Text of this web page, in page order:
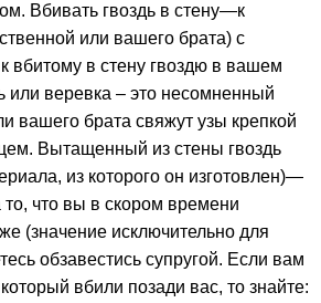
Вбивать гвоздь в стену—к
или вашего брата) с
вбитому в стену гвоздю в вашем
или веревка – это несомненный
вашего брата свяжут узы крепкой
Вытащенный из стены гвоздь
из которого он изготовлен)—
то, что вы в скором времени
(значение исключительно для
обзавестись супругой. Если вам
вбили позади вас, то знайте: